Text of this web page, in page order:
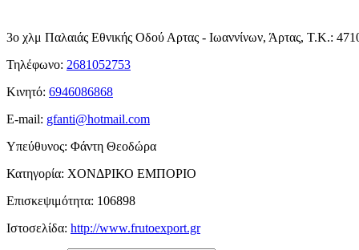
3ο χλμ Παλαιάς Εθνικής Οδού Αρτας - Ιωαννίνων, Άρτας, Τ.Κ.:
Τηλέφωνο: 2681052753
Κινητό: 6946086868
E-mail: gfanti@hotmail.com
Υπεύθυνος: Φάντη Θεοδώρα
Κατηγορία: ΧΟΝΔΡΙΚΟ ΕΜΠΟΡΙΟ
Επισκεψιμότητα: 106898
Ιστοσελίδα: http://www.frutoexport.gr